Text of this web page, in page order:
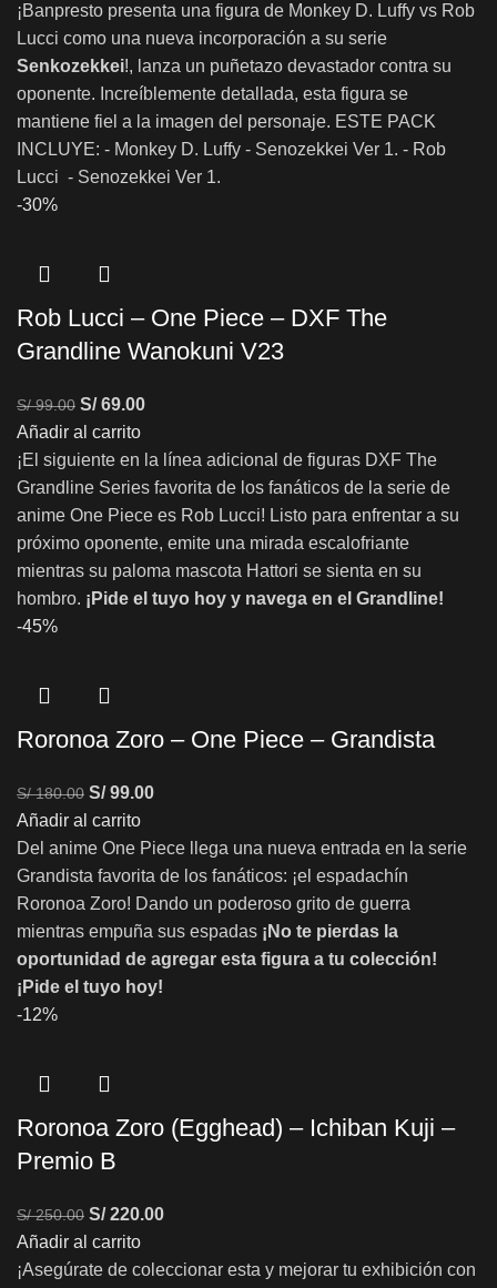
¡Banpresto presenta una figura de Monkey D. Luffy vs Rob
Lucci como una nueva incorporación a su serie
Senkozekkei!, lanza un puñetazo devastador contra su
oponente. Increíblemente detallada, esta figura se
mantiene fiel a la imagen del personaje. ESTE PACK
INCLUYE: - Monkey D. Luffy - Senozekkei Ver 1. - Rob
Lucci - Senozekkei Ver 1.
-30%
Rob Lucci – One Piece – DXF The
Grandline Wanokuni V23
S/99.00 S/69.00
Añadir al carrito
¡El siguiente en la línea adicional de figuras DXF The
Grandline Series favorita de los fanáticos de la serie de
anime One Piece es Rob Lucci! Listo para enfrentar a su
próximo oponente, emite una mirada escalofriante
mientras su paloma mascota Hattori se sienta en su
hombro. ¡Pide el tuyo hoy y navega en el Grandline!
-45%
Roronoa Zoro – One Piece – Grandista
S/180.00 S/99.00
Añadir al carrito
Del anime One Piece llega una nueva entrada en la serie
Grandista favorita de los fanáticos: ¡el espadachín
Roronoa Zoro! Dando un poderoso grito de guerra
mientras empuña sus espadas ¡No te pierdas la
oportunidad de agregar esta figura a tu colección!
¡Pide el tuyo hoy!
-12%
Roronoa Zoro (Egghead) – Ichiban Kuji –
Premio B
S/250.00 S/220.00
Añadir al carrito
¡Asegúrate de coleccionar esta y mejorar tu exhibición con